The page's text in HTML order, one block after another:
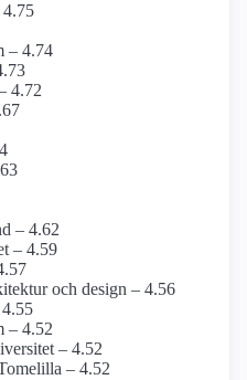
4.75
– 4.74
4.72
– 4.62
– 4.59
och design – 4.56
– 4.52
– 4.52
– 4.52